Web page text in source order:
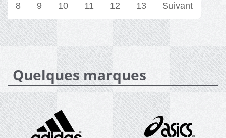
8 9 10 11 12 13 Suivant
Quelques marques